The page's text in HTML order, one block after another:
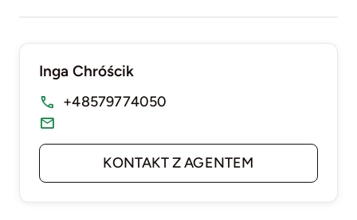
Inga Chróścik
KONTAKT Z AGENTEM
+48579774050